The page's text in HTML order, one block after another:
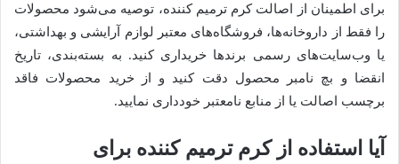
برای اطمینان از اصالت کرم ترمیم کننده، توصیه می‌شود محصولات
را فقط از داروخانه‌ها، فروشگاه‌های معتبر لوازم آرایشی و بهداشتی،
یا وب‌سایت‌های رسمی برندها خریداری کنید. به بسته‌بندی، تاریخ
انقضا و بچ نامبر محصول دقت کنید و از خرید محصولات فاقد
برچسب اصالت یا از منابع نامعتبر خودداری نمایید.
آیا استفاده از کرم ترمیم کننده برای